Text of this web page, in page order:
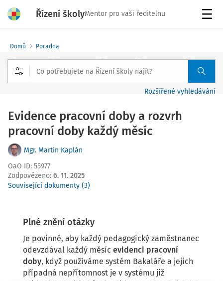
Řízení školyMentor pro vaši ředitelnu
Domů Poradna
Rozšířené vyhledávání
Evidence pracovní doby a rozvrh
pracovní doby každý měsíc
Mgr. Martin Kaplán
OaO ID: 55977
Zodpovězeno: 6. 11. 2025
Související dokumenty (3)
Plné znění otázky
Je povinné, aby každý pedagogický zaměstnanec
odevzdával každý měsíc evidenci pracovní
doby, když používáme systém Bakaláře a jejich
případná nepřítomnost je v systému již